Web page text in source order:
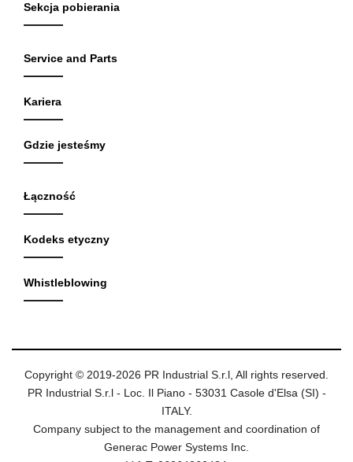
Sekcja pobierania
Service and Parts
Kariera
Gdzie jesteśmy
Łączność
Kodeks etyczny
Whistleblowing
Copyright © 2019-2026 PR Industrial S.r.l, All rights reserved.
PR Industrial S.r.l - Loc. Il Piano - 53031 Casole d'Elsa (SI) -
ITALY.
Company subject to the management and coordination of
Generac Power Systems Inc.